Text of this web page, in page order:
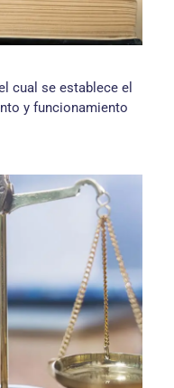
cual se establece el
y funcionamiento